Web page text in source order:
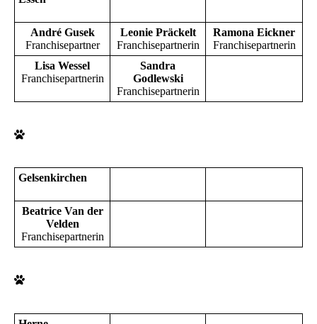
André Gusek
Franchisepartner
Leonie Präckelt
Franchisepartnerin
Ramona Eickner
Franchisepartnerin
Lisa Wessel
Franchisepartnerin
Sandra
Godlewski
Franchisepartnerin
Gelsenkirchen
Beatrice Van der
Velden
Franchisepartnerin